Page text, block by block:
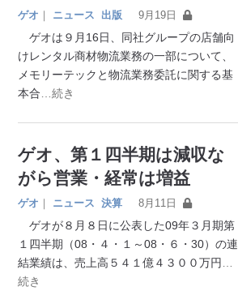
ゲオ ｜ ニュース 出版 9月19日
ゲオは９月16日、同社グループの店舗向
けレンタル商材物流業務の一部について、
メモリーテックと物流業務委託に関する基
本合 …続き
ゲオ、第１四半期は減収な
がら営業・経常は増益
ゲオ ｜ ニュース 決算 8月11日
ゲオが８月８日に公表した09年３月期第
１四半期（08・４・１～08・６・30）の連
結業績は、売上高５４１億４３００万円
続き